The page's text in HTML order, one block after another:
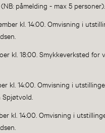
(NB: påmelding - max 5 personer).
kl. 14:00. Omvisning i
kl. 18:00. Smykkeverksted for
kl. 14:00. Omvisning i
kl. 14:00. Omvisning i